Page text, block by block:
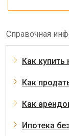
Справочная
Как купить
Как
Как
Ипотека